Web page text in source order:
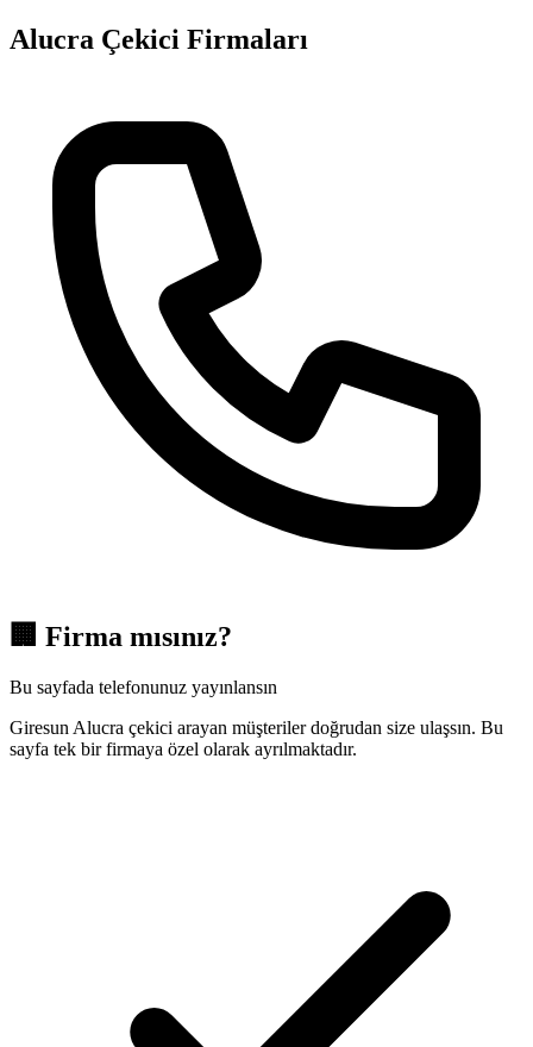
Alucra Çekici Firmaları
🏢 Firma mısınız?
Bu sayfada telefonunuz yayınlansın
Giresun Alucra çekici arayan müşteriler doğrudan size ulaşsın. Bu
sayfa tek bir firmaya özel olarak ayrılmaktadır.